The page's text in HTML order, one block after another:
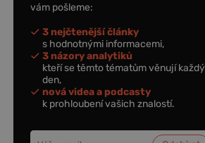
vám pošleme:
3 nejčtenější články
s hodnotnými informacemi,
3 názory analytiků
kteří se těmto tématům věnují každý
den,
nová videa a podcasty
k prohloubení vašich znalostí.